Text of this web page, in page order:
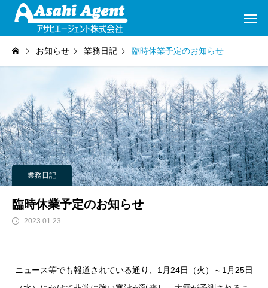
お知らせ 業務日記 臨時休業予定のお知らせ
業務日記
臨時休業予定のお知らせ
2023.01.23
ニュース等でも報道されている通り、1月24日（火）～1月25日